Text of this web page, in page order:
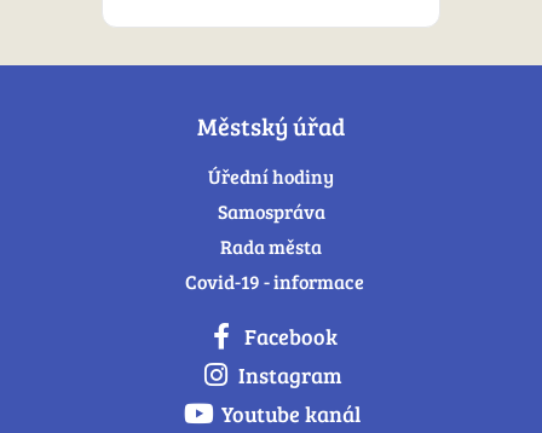
Městský úřad
Úřední hodiny
Samospráva
Rada města
Covid-19 - informace
Facebook
Instagram
Youtube kanál